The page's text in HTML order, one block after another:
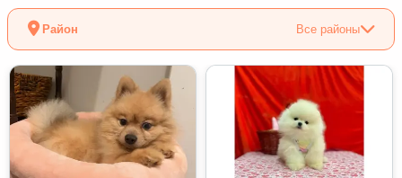
Район Все районы